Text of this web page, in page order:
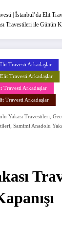
| İstanbul’da Elit
Travestileri ile Günün
Travesti Arkadaşlar
Travesti Arkadaşlar
Travesti Arkadaşlar
Travesti Arkadaşlar
Yakası Travestileri
Samimi Anadolu